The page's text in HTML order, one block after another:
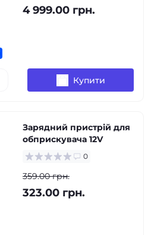
4 999.00 грн.
Купити
Зарядний пристрій для
обприскувача 12V
0
359.00 грн.
323.00 грн.